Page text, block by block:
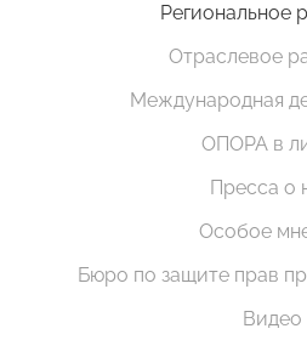
Региональное
Отраслевое
Международная
ОПОРА в
Пресса о
Особое
Бюро по защите прав
Видео